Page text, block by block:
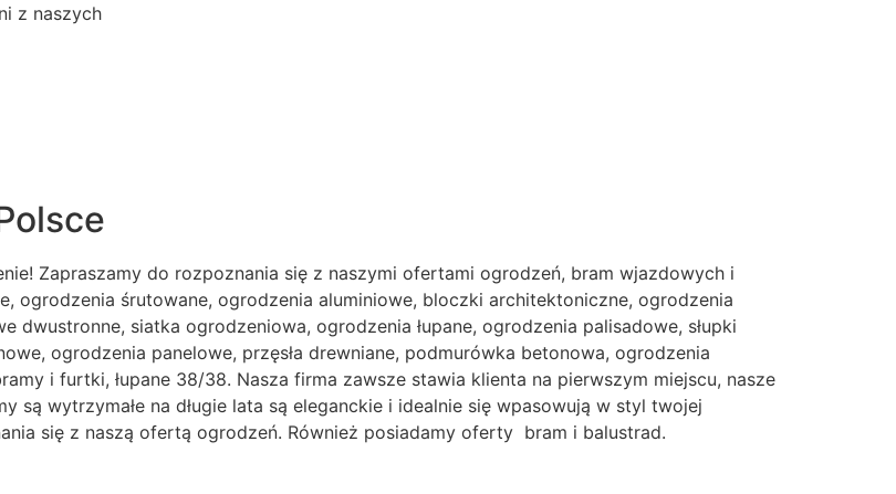
z naszych
Zapraszamy do rozpoznania się z naszymi ofertami ogrodzeń, bram wjazdowych i
ogrodzenia śrutowane, ogrodzenia aluminiowe, bloczki architektoniczne, ogrodzenia
siatka ogrodzeniowa, ogrodzenia łupane, ogrodzenia palisadowe, słupki
ogrodzenia panelowe, przęsła drewniane, podmurówka betonowa, ogrodzenia
i furtki, łupane 38/38. Nasza firma zawsze stawia klienta na pierwszym miejscu, nasze
są wytrzymałe na długie lata są eleganckie i idealnie się wpasowują w styl twojej
się z naszą ofertą ogrodzeń. Również posiadamy oferty bram i balustrad.